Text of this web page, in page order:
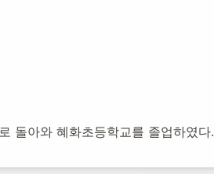
돌아와 혜화초등학교를 졸업하였다.